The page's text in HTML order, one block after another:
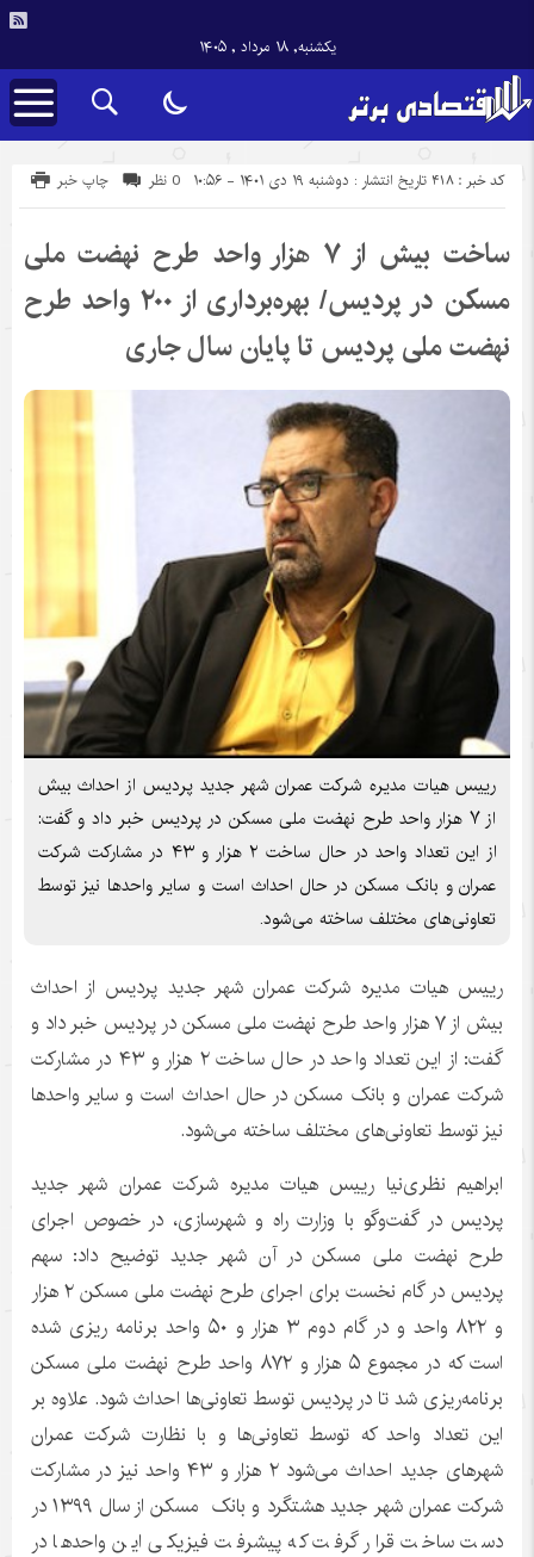
یکشنبه, ۱۸ مرداد , ۱۴۰۵
تاریخ انتشار : دوشنبه ۱۹ دی ۱۴۰۱ - ۱۰:۵۶ کد خبر : 418 چاپ خبر 0 نظر
ساخت بیش از ۷ هزار واحد طرح نهضت ملی
مسکن در پردیس/ بهره‌برداری از ۲۰۰ واحد طرح
نهضت ملی پردیس تا پایان سال جاری
رییس هیات مدیره شرکت عمران شهر جدید پردیس از احداث بیش
از ۷ هزار واحد طرح نهضت ملی مسکن در پردیس خبر داد و گفت:
از این تعداد واحد در حال ساخت ۲ هزار و ۴۳ در مشارکت شرکت
عمران و بانک مسکن در حال احداث است و سایر واحدها نیز توسط
تعاونی‌های مختلف ساخته می‌شود.
رییس هیات مدیره شرکت عمران شهر جدید پردیس از احداث
بیش از ۷ هزار واحد طرح نهضت ملی مسکن در پردیس خبر داد و
گفت: از این تعداد واحد در حال ساخت ۲ هزار و ۴۳ در مشارکت
شرکت عمران و بانک مسکن در حال احداث است و سایر واحدها
نیز توسط تعاونی‌های مختلف ساخته می‌شود.
ابراهیم نظری‌نیا رییس هیات مدیره شرکت عمران شهر جدید
پردیس در گفت‌وگو با وزارت راه و شهرسازی، در خصوص اجرای
طرح نهضت ملی مسکن در آن شهر جدید توضیح داد: سهم
پردیس در گام نخست برای اجرای طرح نهضت ملی مسکن ۲ هزار
و ۸۲۲ واحد و در گام دوم ۳ هزار و ۵۰ واحد برنامه ریزی شده
است که در مجموع ۵ هزار و ۸۷۲ واحد طرح نهضت ملی مسکن
برنامه‌ریزی شد تا در پردیس توسط تعاونی‌ها احداث شود. علاوه بر
این تعداد واحد که توسط تعاونی‌ها و با نظارت شرکت عمران
شهرهای جدید احداث می‌شود ۲ هزار و ۴۳ واحد نیز در مشارکت
شرکت عمران شهر جدید هشتگرد و بانک مسکن از سال ۱۳۹۹ در
دست ساخت قرار گرفت که پیشرفت فیزیکی این واحدها در